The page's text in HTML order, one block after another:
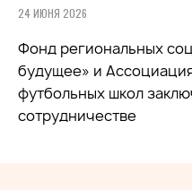
24 ИЮНЯ 2026
Фонд региональных
будущее» и
футбольных школ
сотрудничестве